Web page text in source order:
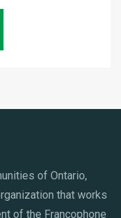
of Ontario,
that works
of the Francophone